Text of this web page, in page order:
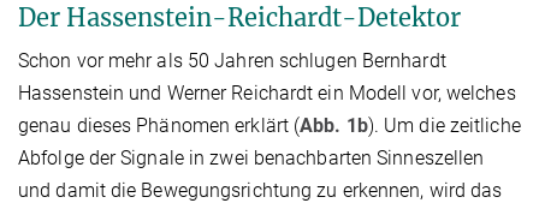
Der Hassenstein-Reichardt-Detektor
Schon vor mehr als 50 Jahren schlugen Bernhardt
Hassenstein und Werner Reichardt ein Modell vor, welches
genau dieses Phänomen erklärt (Abb. 1b). Um die zeitliche
Abfolge der Signale in zwei benachbarten Sinneszellen
und damit die Bewegungsrichtung zu erkennen, wird das